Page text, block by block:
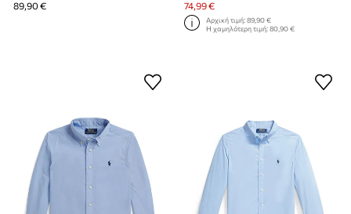
89,90 € 74,99 €
Αρχική τιμή:89,90 €
Η χαμηλότερη τιμή:80,90 €